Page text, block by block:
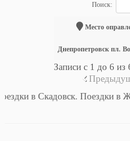
Поиск:
Место
Днепропетровск пл.
Записи с 1 до 6 из
в Скадовск. Поездки в